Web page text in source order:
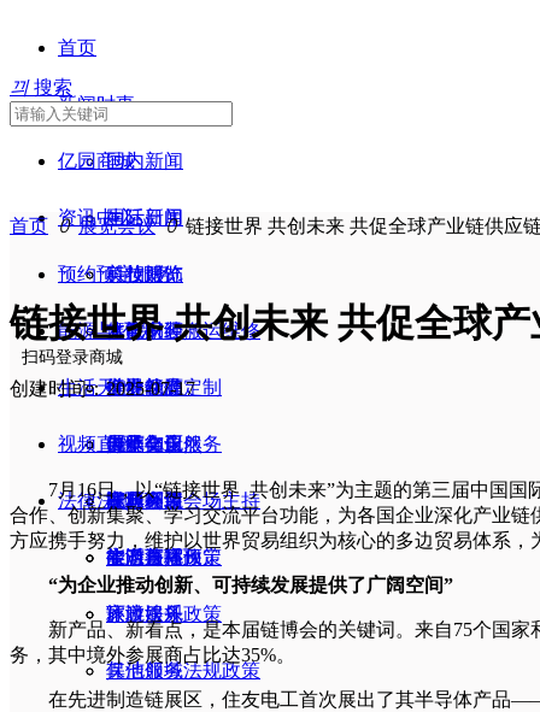
首页
新闻时事
国内新闻
国际新闻
亿园商城
生活日用
美妆服饰
文旅书画
健身保健
电子化工
家具家装
资讯中心
科技博览
体育财经
行业动态
展览会议
预约预定服务
水电家装搬运维修
个性礼品定制
厨师御厨服务
庆典会议会场主持
旅游餐宿预定
家政服务
保洁服务
能源与环保
世界能源
人类与自然
能源利用
生态与环保
生活天地
传承文化
宜居环境
生活百科
旅游娱乐
视频直播
视频播放
实时直播
法律法规
能源法规政策
环境法规政策
其他领域法规政策
끠 搜索
扫码登录商城
首页 ꄲ 展览会议 ꄲ 链接世界 共创未来 共促全球产业链供应
链接世界 共创未来 共促全球
创建时间：2025-07-17
7月16日，以“链接世界 共创未来”为主题的第三届中国国
合作、创新集聚、学习交流平台功能，为各国企业深化产业
方应携手努力，维护以世界贸易组织为核心的多边贸易体系
“为企业推动创新、可持续发展提供了广阔空间”
新产品、新看点，是本届链博会的关键词。来自75个国家
务，其中境外参展商占比达35%。
在先进制造链展区，住友电工首次展出了其半导体产品——